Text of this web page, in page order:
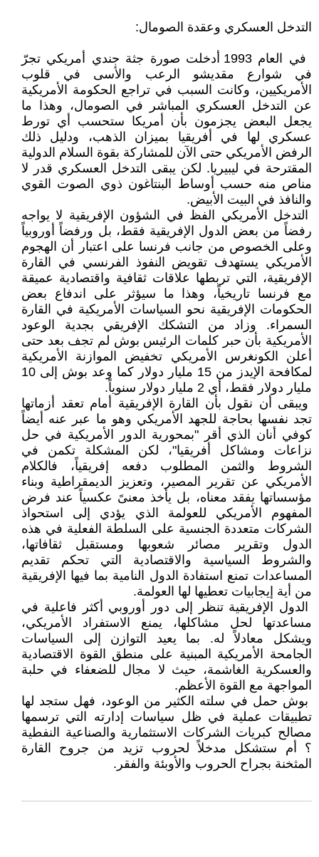
التدخل العسكري وعقدة الصومال:
في العام 1993 أدخلت صورة جثة جندي أمريكي تجرّ
في شوارع مقديشو الرعب والأسى في قلوب
الأمريكيين، وكانت السبب في تراجع الحكومة الأمريكية
عن التدخل العسكري المباشر في الصومال، وهذا ما
يجعل البعض يجزمون بأن أمريكا ستحسب أي تورط
عسكري لها في أفريقيا بميزان الذهب، ودليل ذلك
الرفض الأمريكي حتى الآن للمشاركة بقوة السلام الدولية
المقترحة في ليبيريا. لكن يبقى التدخل العسكري قدر لا
مناص منه حسب أوساط البنتاغون ذوي الصوت القوي
والنافذ في البيت الأبيض.
التدخل الأمريكي الفظ في الشؤون الإفريقية لا يواجه
رفضاً من بعض الدول الإفريقية فقط، بل ورفضاً أوروبياً
وعلى الخصوص من جانب فرنسا على اعتبار أن الهجوم
الأمريكي يستهدف تقويض النفوذ الفرنسي في القارة
الإفريقية، التي تربطها علاقات ثقافية واقتصادية عميقة
مع فرنسا تاريخياً، وهذا ما سيؤثر على اندفاع بعض
الحكومات الإفريقية نحو السياسات الأمريكية في القارة
السمراء. وزاد من التشكك الإفريقي بجدية الوعود
الأمريكية بأن حبر كلمات الرئيس بوش لم تجف بعد حتى
أعلن الكونغرس الأمريكي تخفيض الموازنة الأمريكية
لمكافحة الإيدز من 15 مليار دولار كما وعد بوش إلى 10
مليار دولار فقط، أي 2 مليار دولار سنوياً.
ويبقى أن نقول بأن القارة الإفريقية أمام تعقد أزماتها
تجد نفسها بحاجة للجهد الأمريكي وهو ما عبر عنه أيضاً
كوفي أنان الذي أقر "بمحورية الدور الأمريكية في حل
نزاعات ومشاكل أفريقيا"، لكن المشكلة تكمن في
الشروط والثمن المطلوب دفعه إفريقياً، فالكلام
الأمريكي عن تقرير المصير، وتعزيز الديمقراطية وبناء
مؤسساتها يفقد معناه، بل يأخذ معنىً عكسياً عند فرض
المفهوم الأمريكي للعولمة الذي يؤدي إلى استحواذ
الشركات متعددة الجنسية على السلطة الفعلية في هذه
الدول وتقرير مصائر شعوبها ومستقبل ثقافاتها،
والشروط السياسية والاقتصادية التي تحكم تقديم
المساعدات تمنع استفادة الدول النامية بما فيها الإفريقية
من أية إيجابيات تعطيها لها العولمة.
الدول الإفريقية تنظر إلى دور أوروبي أكثر فاعلية في
مساعدتها لحل مشاكلها، يمنع الاستفراد الأمريكي،
ويشكل معادلاً له. بما يعيد التوازن إلى السياسات
الجامحة الأمريكية المبنية على منطق القوة الاقتصادية
والعسكرية الغاشمة، حيث لا مجال للضعفاء في حلبة
المواجهة مع القوة الأعظم.
بوش حمل في سلته الكثير من الوعود، فهل ستجد لها
تطبيقات عملية في ظل سياسات إدارته التي ترسمها
مصالح كبريات الشركات الاستثمارية والصناعية النفطية
؟ أم ستشكل مدخلاً لحروب تزيد من جروح القارة
المثخنة بجراح الحروب والأوبئة والفقر.